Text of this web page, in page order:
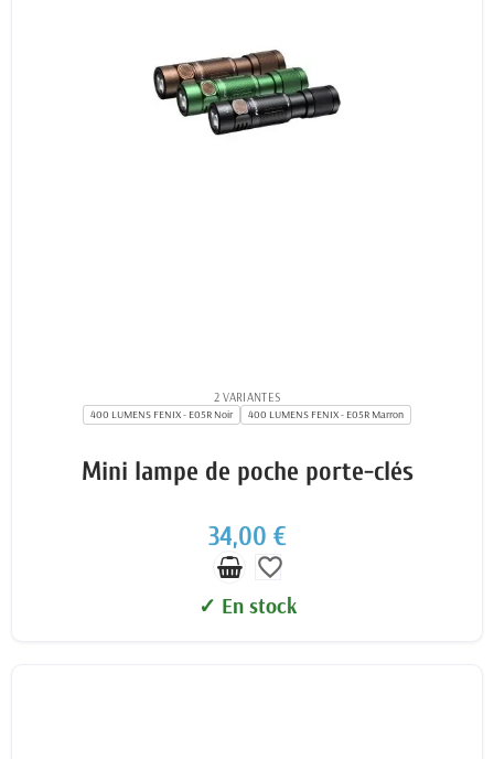
2 VARIANTES
400 LUMENS FENIX - E05R Noir 400 LUMENS FENIX - E05R Marron
Mini lampe de poche porte-clés
34,00 €
favorite_border
✓ En stock